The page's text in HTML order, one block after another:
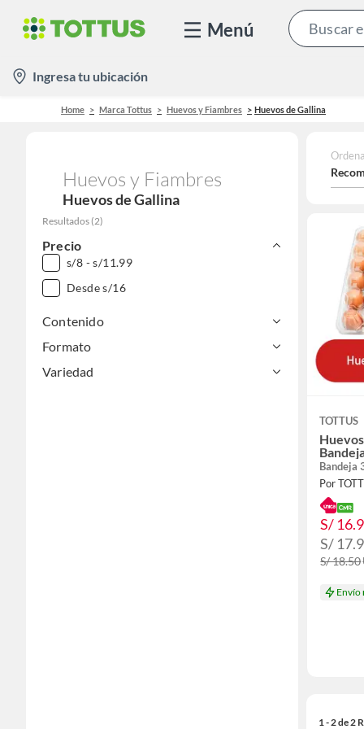
Menú
location-
icon
Ingresa tu ubicación
Home Marca Tottus Huevos y Fiambres Huevos de Gallina
Huevos y Fiambres
Huevos de Gallina
Resultados (2)
Precio
s/8 - s/11.99
Desde s/16
Contenido
Formato
Variedad
TOTTUS
Bandeja
Por
S/
S/
S/ 18.50
Envío
1 - 2 de 2